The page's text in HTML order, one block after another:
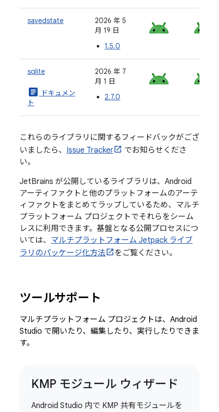
savedstate
2026 年 5
月 19 日
1.5.0
sqlite
article
ドキュメン
ト
2026 年 7
月 1 日
2.7.0
これらのライブラリに関するフィードバックがござ
いましたら、 Issue Tracker
でお知らせくださ
い。
JetBrains が公開しているライブラリは、Android
アーティファクトと他のプラットフォームのアーテ
ィファクトをまとめてラップしているため、マルチ
プラットフォーム プロジェクトでそれらをシーム
レスに利用できます。基盤となる公開プロセスにつ
いては、 マルチプラットフォーム Jetpack ライブ
ラリのパッケージ化方法
をご覧ください。
ツールサポート
マルチプラットフォーム プロジェクトは、Android
Studio で開いたり、編集したり、実行したりできま
す。
KMP モジュール ウィザード
Android Studio 内で KMP 共有モジュールを